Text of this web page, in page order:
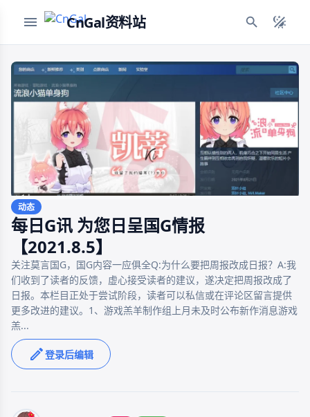
CnGal资料站
动态
每日G讯 为您日呈国G情报
【2021.8.5】
关注莫言国G，国G内容一应俱全Q:为什么要把周报改成日报？A:我
们收到了读者的反馈，虚心接受读者的建议，遂决定把周报改成了
日报。本栏目正处于尝试阶段，读者可以私信或在评论区留言提供
更多改进的建议。1、游戏羔羊制作组上月未及时公布新作消息游戏
羔...
登录后编辑